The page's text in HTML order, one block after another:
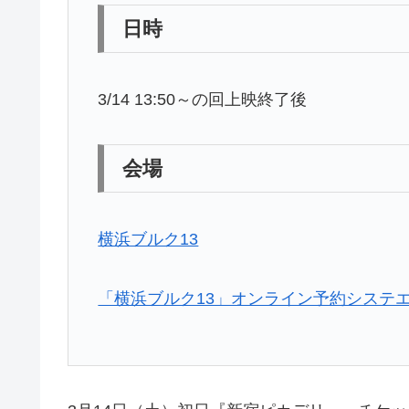
日時
3/14 13:50～の回上映終了後
会場
横浜ブルク13
「横浜ブルク13」オンライン予約システ